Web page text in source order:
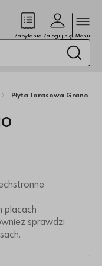
wyszukana
Zapytania
(pusty)Zaloguj się Menu
Płyta tarasowa Grano
placach
sprawdzi